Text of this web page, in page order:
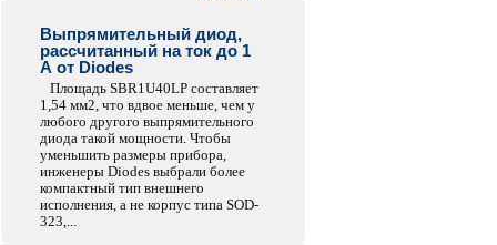
Выпрямительный диод,
рассчитанный на ток до 1
А от Diodes
Площадь SBR1U40LP составляет
1,54 мм2, что вдвое меньше, чем у
любого другого выпрямительного
диода такой мощности. Чтобы
уменьшить размеры прибора,
инженеры Diodes выбрали более
компактный тип внешнего
исполнения, а не корпус типа SOD-
323,...